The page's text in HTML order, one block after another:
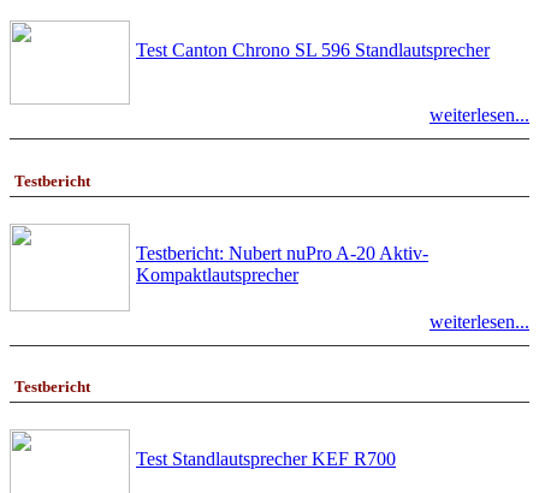
Test Canton Chrono SL 596 Standlautsprecher
weiterlesen...
Testbericht
Testbericht: Nubert nuPro A-20 Aktiv-
Kompaktlautsprecher
weiterlesen...
Testbericht
Test Standlautsprecher KEF R700